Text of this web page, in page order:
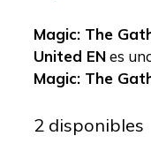
Magic: The
United ENes
Magic: The
2 disponibles